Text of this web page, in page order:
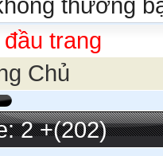
đầu trang
Chủ
2+(202)